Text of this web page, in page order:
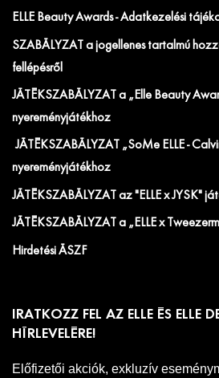
ELLE Beauty Awards - Adatkezelési
SZABÁLYZAT a jogellenes tartalmú
fellépésről
JÁTÉKSZABÁLYZAT a „Elle Beauty
nyereményjátékhoz
JÁTÉKSZABÁLYZAT „SoMe ELLE -
nyereményjátékhoz
JÁTÉKSZABÁLYZAT az "ELLE x JYSK"
JÁTÉKSZABÁLYZAT a „ELLE x
Hirdetési ÁSZF
IRATKOZZ FEL AZ ELLE ÉS ELLE
HÍRLEVELÉRE!
Előfizetői akciók, exkluzív